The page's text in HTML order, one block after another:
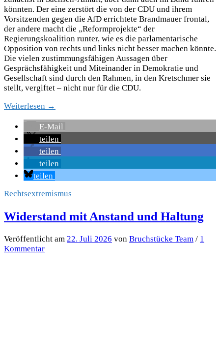
könnten. Der eine zerstört die von der CDU und ihrem
Vorsitzenden gegen die AfD errichtete Brandmauer frontal,
der andere macht die „Reformprojekte“ der
Regierungskoalition runter, wie es die parlamentarische
Opposition von rechts und links nicht besser machen könnte.
Die vielen zustimmungsfähigen Aussagen über
Gesprächsfähigkeit und Miteinander in Demokratie und
Gesellschaft sind durch den Rahmen, in den Kretschmer sie
stellt, vergiftet – nicht nur für die CDU.
Weiterlesen →
E-Mail
teilen
teilen
teilen
teilen
Rechtsextremismus
Widerstand mit Anstand und Haltung
Veröffentlicht am 22. Juli 2026 von Bruchstücke Team / 1
Kommentar